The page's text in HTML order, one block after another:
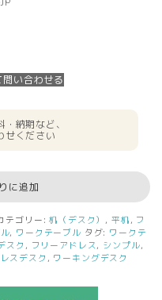
い合わせる
納期など、
せください
に追加
テゴリー:机（デスク） , 平机 , フ
, ワークテーブル タグ: ワークテ
スク , フリーアドレス , シンプル,
スデスク , ワーキングデスク